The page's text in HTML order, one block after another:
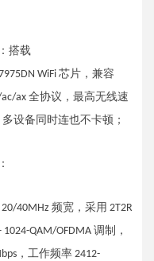
搭载
WiFi 芯片，兼容
ac/ax 全协议，最高无线速
多设备同时连也不卡顿；
40MHz 频宽，采用 2T2R
QAM/OFDMA 调制，
，工作频率 2412-